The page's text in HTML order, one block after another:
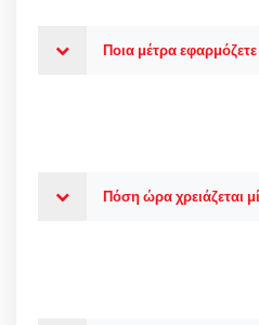
Ποια μέτρα
Πόση ώρα χρειάζεται